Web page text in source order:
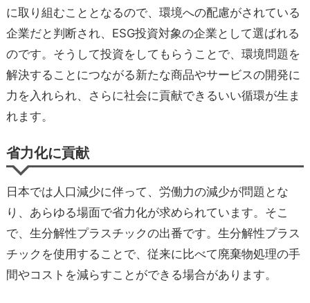
に取り組むこととなるので、環境への配慮がされている
企業だと判断され、ESG投資対象の企業として選ばれる
のです。そうして投資をしてもらうことで、環境問題を
解決することにつながる新たな商品やサービスの開発に
力を入れられ、さらに社会に貢献できるいい循環が生ま
れます。
省力化に貢献
日本では人口減少に伴って、労働力の減少が問題とな
り、あらゆる場面で省力化が求められています。そこ
で、生分解性プラスチックの出番です。生分解性プラス
チックを使用することで、従来に比べて廃棄物処理の手
間やコストを減らすことができる場合があります。